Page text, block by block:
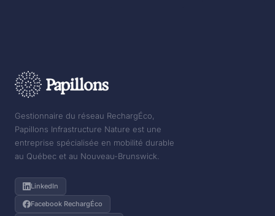
Gestionnaire du réseau RechargÉco,
Papillons Infrastructure Nature est une
entreprise spécialisée en mobilité durable
au Québec et au Nouveau-Brunswick.
LinkedIn
Facebook RechargÉco